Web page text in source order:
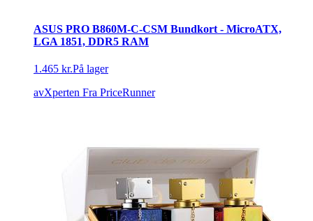
ASUS PRO B860M-C-CSM Bundkort - MicroATX,
LGA 1851, DDR5 RAM
1.465 kr.På lager
avXperten Fra PriceRunner